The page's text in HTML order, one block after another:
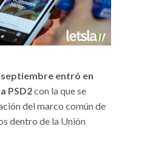
septiembre entró en
PSD2con la que se
del marco común de
dentro de la Unión